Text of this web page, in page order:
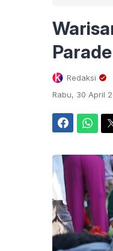
Redaksi
Rabu, 30 April